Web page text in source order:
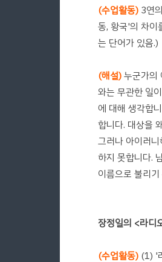
(수업활동)3연
동, 황국'의 차이
는 단어가 있음.)
(해설)누군가의
와는 무관한 일
에 대해 생각합
합니다. 대상을
그러나 아이러
하지 못합니다.
이름으로 불리
장정일의 <라디
(수업활동)(1) '